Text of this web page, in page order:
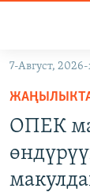
Навигацияга
өтүңүз
Издөөгө
салыңыз
УКРАИНА
7-Август,
ОПЕК